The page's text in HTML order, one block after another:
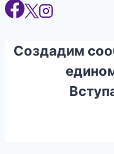
Создадим